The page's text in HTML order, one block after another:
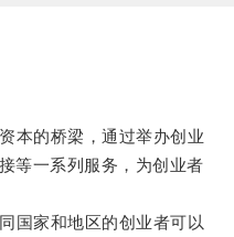
的桥梁，通过举办创业
等一系列服务，为创业者
家和地区的创业者可以